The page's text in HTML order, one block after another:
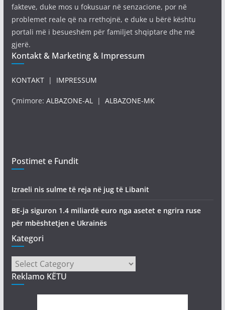
fakteve, duke mos u fokusuar në senzacione, por në
problemet reale që na rrethojnë, e duke u bërë kështu
portali më i besueshëm për familjet shqiptare dhe më
gjerë.
Kontakt & Marketing & Impressum
KONTAKT| IMPRESSUM
Çmimore: ALBAZONE-AL| ALBAZONE-MK
Postimet e Fundit
Izraeli nis sulme të reja në jug të Libanit
BE-ja siguron 1.4 miliardë euro nga asetet e ngrira ruse
për mbështetjen e Ukrainës
Kategori
Kategori
Reklamo KËTU